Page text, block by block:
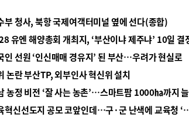
청사, 북항 국제여객터미널 옆에 선다(종합)
유엔 해양총회 개최지, ‘부산이냐 제주냐’ 10일 결
선원 ‘인신매매 경유지’ 된 부산…우려가 현실로
논란 부산TP, 외부인사 혁신위 설치
■ 교육혁신선도지 공모 코